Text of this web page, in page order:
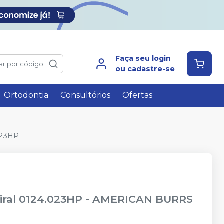
por código
Faça seu login
ou cadastre-se
Ortodontia Consultórios Ofertas
0124.023HP -AMERICAN BURRS